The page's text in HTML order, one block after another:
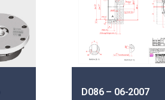
D086 – 06-2007